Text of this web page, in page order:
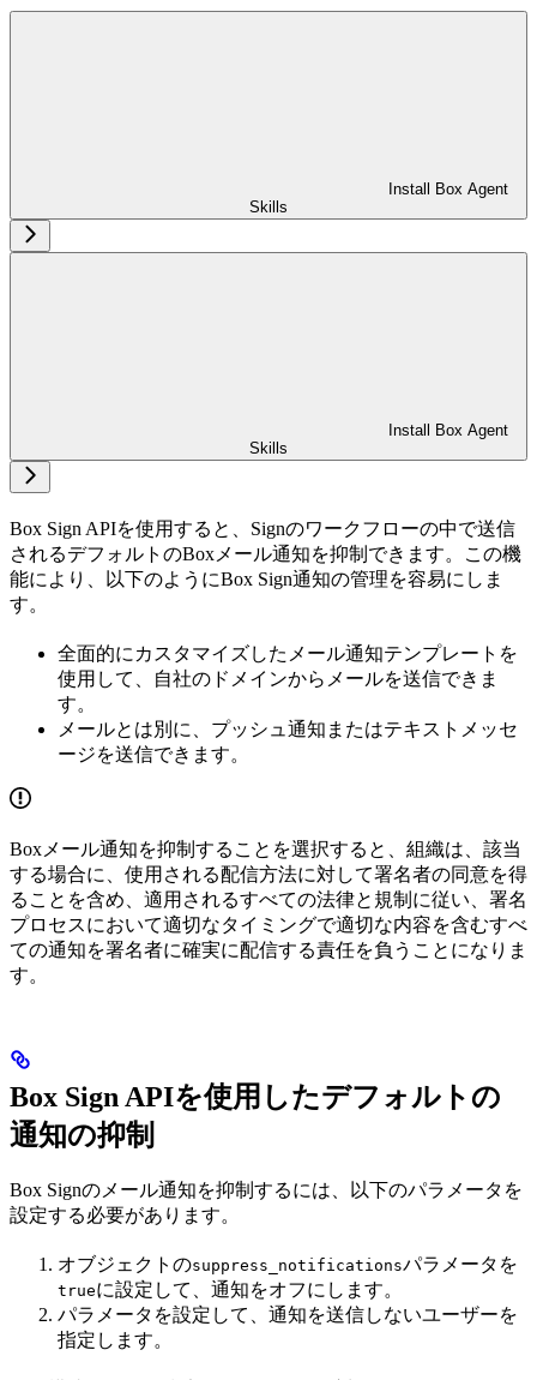
Install Box Agent
Skills
Install Box Agent
Skills
Box Sign APIを使用すると、Signのワークフローの中で送信
されるデフォルトのBoxメール通知を抑制できます。この機
能により、以下のようにBox Sign通知の管理を容易にしま
す。
全面的にカスタマイズしたメール通知テンプレートを
使用して、自社のドメインからメールを送信できま
す。
メールとは別に、プッシュ通知またはテキストメッセ
ージを送信できます。​
Boxメール通知を抑制することを選択すると、組織は、該当
する場合に、使用される配信方法に対して署名者の同意を得
ることを含め、適用されるすべての法律と規制に従い、署名
プロセスにおいて適切なタイミングで適切な内容を含むすべ
ての通知を署名者に確実に配信する責任を負うことになりま
す。
Box Sign APIを使用したデフォルトの
通知の抑制
Box Signのメール通知を抑制するには、以下のパラメータを
設定する必要があります。
オブジェクトのsuppress_notificationsパラメータを
trueに設定して、通知をオフにします。
パラメータを設定して、通知を送信しないユーザーを
指定します。